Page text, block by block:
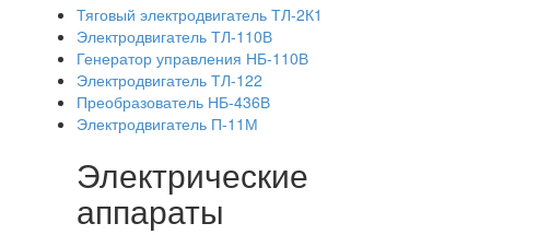
Тяговый электродвигатель ТЛ-2К1
Электродвигатель ТЛ-110В
Генератор управления НБ-110В
Электродвигатель ТЛ-122
Преобразователь НБ-436В
Электродвигатель П-11М
Электрические
аппараты